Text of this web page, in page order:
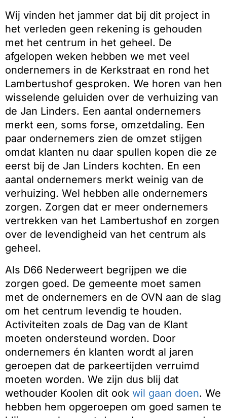
Wij vinden het jammer dat bij dit project in
het verleden geen rekening is gehouden
met het centrum in het geheel. De
afgelopen weken hebben we met veel
ondernemers in de Kerkstraat en rond het
Lambertushof gesproken. We horen van hen
wisselende geluiden over de verhuizing van
de Jan Linders. Een aantal ondernemers
merkt een, soms forse, omzetdaling. Een
paar ondernemers zien de omzet stijgen
omdat klanten nu daar spullen kopen die ze
eerst bij de Jan Linders kochten. En een
aantal ondernemers merkt weinig van de
verhuizing. Wel hebben alle ondernemers
zorgen. Zorgen dat er meer ondernemers
vertrekken van het Lambertushof en zorgen
over de levendigheid van het centrum als
geheel.
Als D66 Nederweert begrijpen we die
zorgen goed. De gemeente moet samen
met de ondernemers en de OVN aan de slag
om het centrum levendig te houden.
Activiteiten zoals de Dag van de Klant
moeten ondersteund worden. Door
ondernemers én klanten wordt al jaren
geroepen dat de parkeertijden verruimd
moeten worden. We zijn dus blij dat
wethouder Koolen dit ook wil gaan doen. We
hebben hem opgeroepen om goed samen te